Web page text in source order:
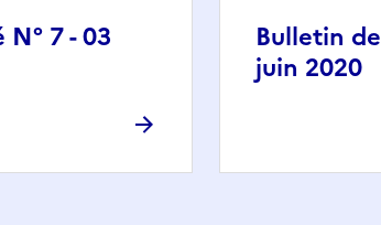
7 - 03
Bulletin
juin 2020